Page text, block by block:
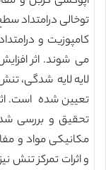
توخالی درامتداد
کامپوزیت و
لایه لایه شدگی،
تحقیق و بررسی
مکانیکی مواد و
و اثرات تمرکز تنش